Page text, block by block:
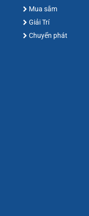
Mua sắm
Giải Trí
Chuyển phát